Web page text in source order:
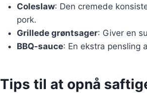
Coleslaw: Den cremede
pork.
Grillede grøntsager: Giver en
BBQ-sauce: En ekstra pensling
Tips til at opnå